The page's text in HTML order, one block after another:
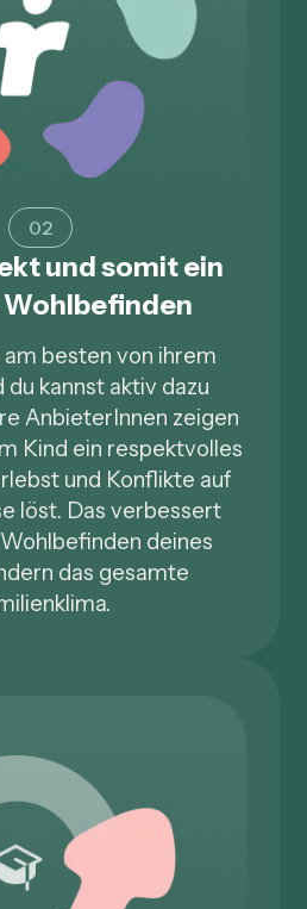
02
und somit ein
besten von ihrem
du kannst aktiv dazu
AnbieterInnen zeigen
Kind ein respektvolles
und Konflikte auf
löst. Das verbessert
deines
das gesamte